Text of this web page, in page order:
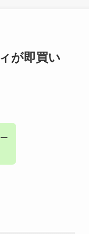
が即買い